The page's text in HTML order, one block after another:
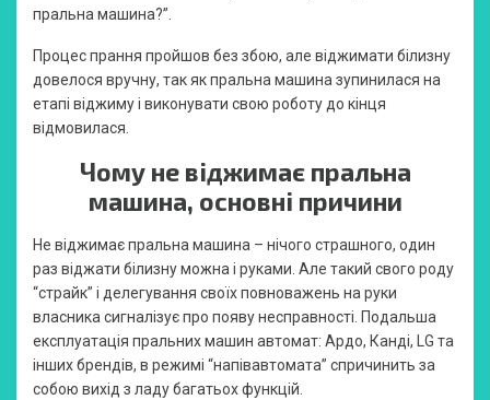
пральна машина?”.
Процес прання пройшов без збою, але віджимати білизну
довелося вручну, так як пральна машина зупинилася на
етапі віджиму і виконувати свою роботу до кінця
відмовилася.
Чому не віджимає пральна
машина, основні причини
Не віджимає пральна машина – нічого страшного, один
раз віджати білизну можна і руками. Але такий свого роду
“страйк” і делегування своїх повноважень на руки
власника сигналізує про появу несправності. Подальша
експлуатація пральних машин автомат: Ардо, Канді, LG та
інших брендів, в режимі “напівавтомата” спричинить за
собою вихід з ладу багатьох функцій.